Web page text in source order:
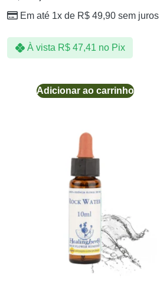
Em até 1x de R$ 49,90 sem juros
À vista R$47,41 no Pix
Adicionar ao carrinho